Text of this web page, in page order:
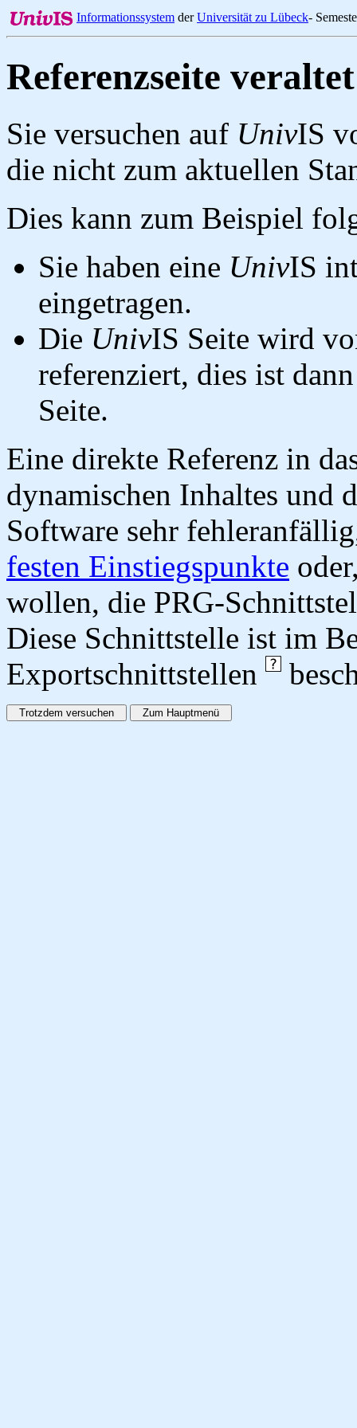
Informationssystem derUniversität zu Lübeck-
Referenzseite veraltet
Sie versuchen auf UnivIS
die nicht zum aktuellen
Dies kann zum Beispiel
Sie haben eine UnivIS
eingetragen.
Die UnivIS Seite wird
referenziert, dies ist
Seite.
Eine direkte Referenz in
dynamischen Inhaltes und
Software sehr
festen Einstiegspunkte
wollen, die PRG-
Diese Schnittstelle ist im
Exportschnittstellen